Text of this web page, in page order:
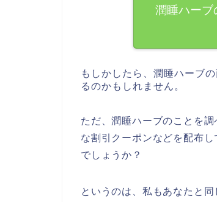
潤睡ハーブ
もしかしたら、潤睡ハーブ
るのかもしれません。
ただ、潤睡ハーブのことを
な割引クーポンなどを配布
でしょうか？
というのは、私もあなたと